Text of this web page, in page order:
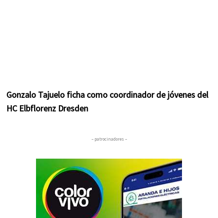
Gonzalo Tajuelo ficha como coordinador de jóvenes del
HC Elbflorenz Dresden
– patrocinadores –